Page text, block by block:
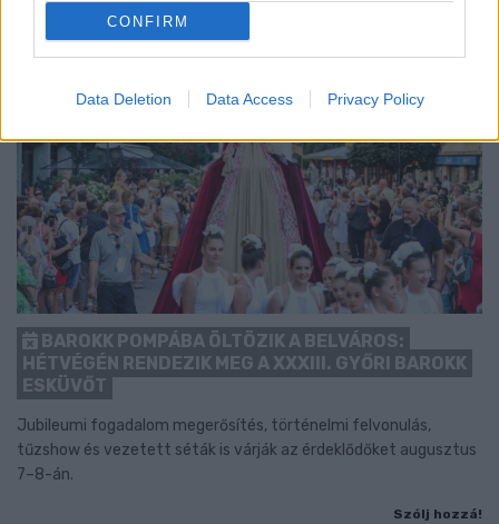
CONFIRM
Data Deletion Data Access Privacy Policy
BAROKK POMPÁBA ÖLTÖZIK A BELVÁROS:
HÉTVÉGÉN RENDEZIK MEG A XXXIII. GYŐRI BAROKK
ESKÜVŐT
Jubileumi fogadalom megerősítés, történelmi felvonulás,
tűzshow és vezetett séták is várják az érdeklődőket augusztus
7–8-án.
Szólj hozzá!